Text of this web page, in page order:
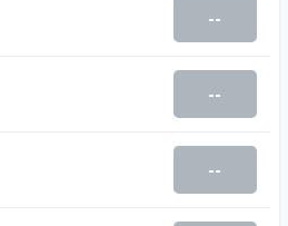
--
--
--